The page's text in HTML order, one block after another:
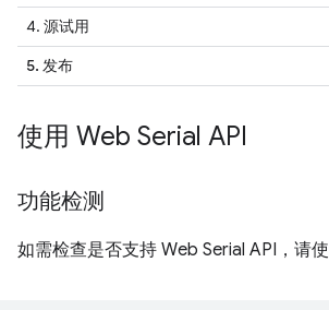
4. 源试用
5. 发布
使用 Web Serial API
功能检测
如需检查是否支持 Web Serial API，请使